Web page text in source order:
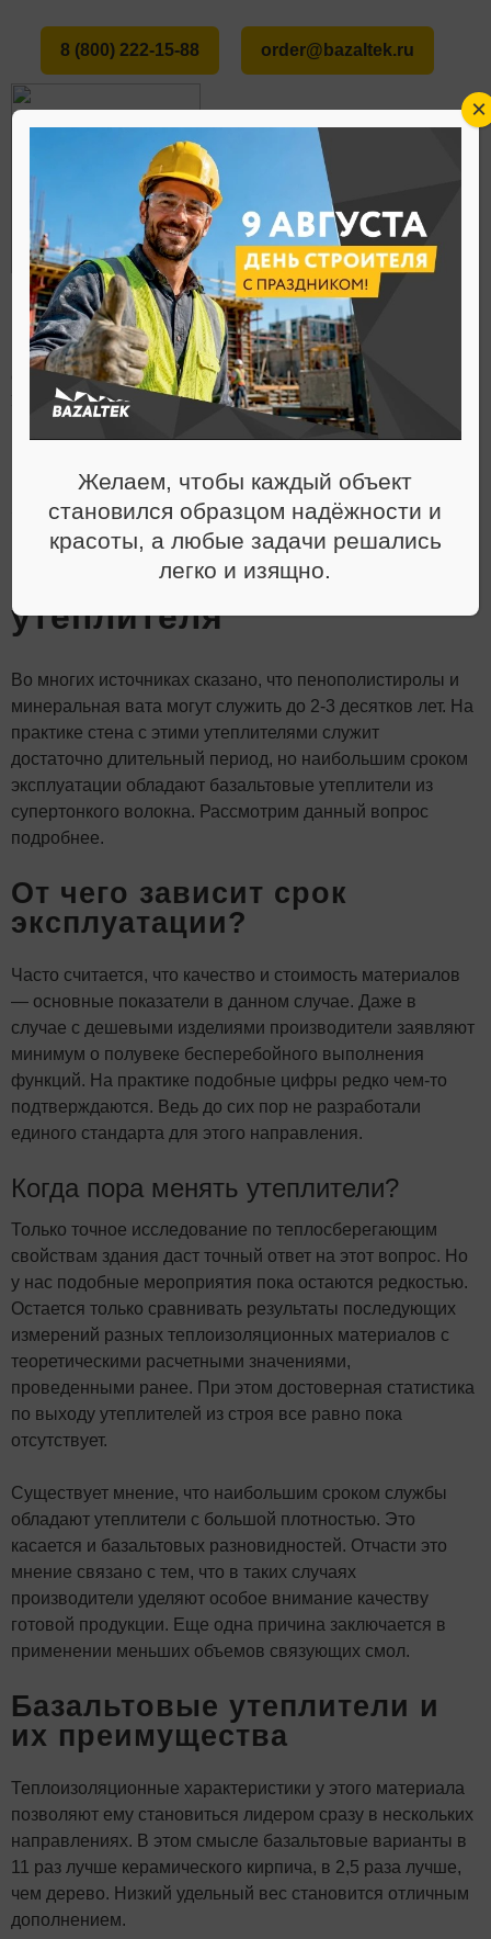
8 (800) 222-15-88 order@bazaltek.ru
ГЛАВНАЯ О НАС
СТАТЬИ
СРОК СЛУЖБЫ БАЗАЛЬТОВОГО
УТЕПЛИТЕЛЯ
Срок службы
базальтового
утеплителя
Во многих источниках сказано, что пенополистиролы и
минеральная вата могут служить до 2-3 десятков лет. На
практике стена с этими утеплителями служит
достаточно длительный период, но наибольшим сроком
эксплуатации обладают базальтовые утеплители из
супертонкого волокна. Рассмотрим данный вопрос
подробнее.
От чего зависит срок
эксплуатации?
Часто считается, что качество и стоимость материалов
— основные показатели в данном случае. Даже в
случае с дешевыми изделиями производители заявляют
минимум о полувеке бесперебойного выполнения
функций. На практике подобные цифры редко чем-то
подтверждаются. Ведь до сих пор не разработали
единого стандарта для этого направления.
Когда пора менять утеплители?
Только точное исследование по теплосберегающим
свойствам здания даст точный ответ на этот вопрос. Но
у нас подобные мероприятия пока остаются редкостью.
Остается только сравнивать результаты последующих
измерений разных теплоизоляционных материалов с
теоретическими расчетными значениями,
проведенными ранее. При этом достоверная статистика
по выходу утеплителей из строя все равно пока
отсутствует.
Существует мнение, что наибольшим сроком службы
обладают утеплители с большой плотностью. Это
касается и базальтовых разновидностей. Отчасти это
мнение связано с тем, что в таких случаях
производители уделяют особое внимание качеству
готовой продукции. Еще одна причина заключается в
применении меньших объемов связующих смол.
Базальтовые утеплители и
их преимущества
Теплоизоляционные характеристики у этого материала
позволяют ему становиться лидером сразу в нескольких
направлениях. В этом смысле базальтовые варианты в
11 раз лучше керамического кирпича, в 2,5 раза лучше,
чем дерево. Низкий удельный вес становится отличным
дополнением.
Желаем, чтобы каждый объект
становился образцом надёжности и
красоты, а любые задачи решались
легко и изящно.
×